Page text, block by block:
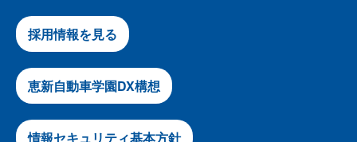
採用情報を見る
恵新自動車学園DX構想
情報セキュリティ基本方針